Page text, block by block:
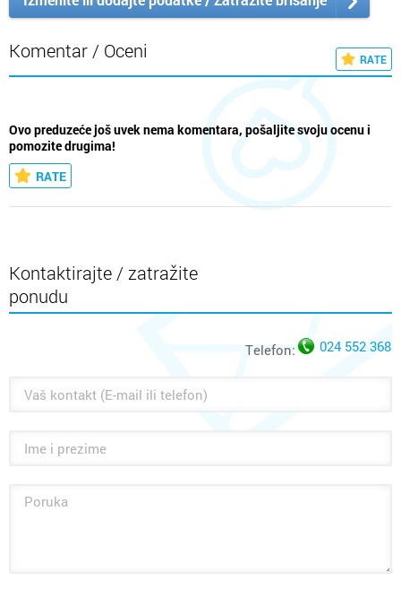
Komentar / Oceni RATE
Ovo preduzeće još uvek nema komentara, pošaljite svoju ocenu i
pomozite drugima!
RATE
Kontaktirajte / zatražite
ponudu
Telefon: 024 552 368